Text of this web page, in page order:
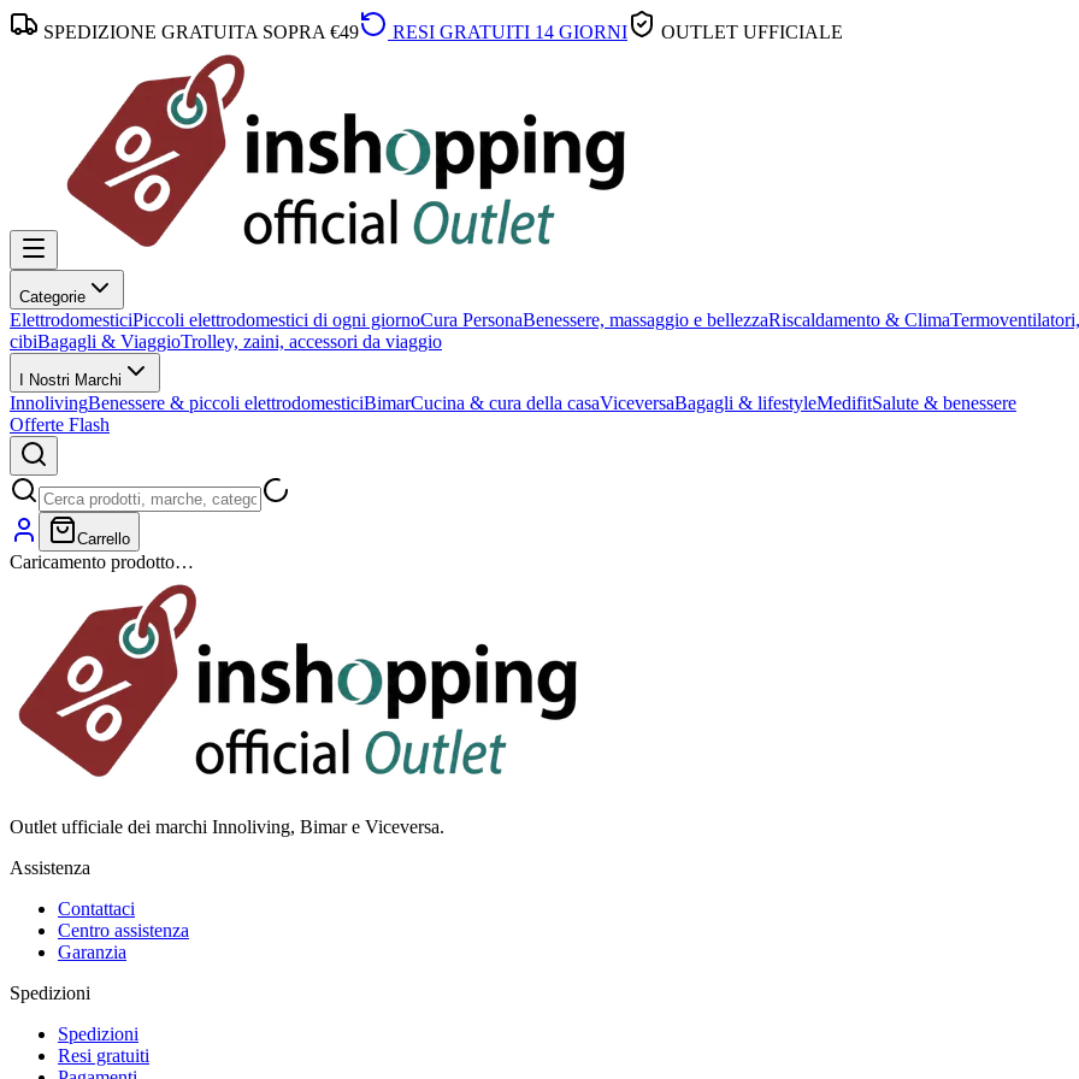
SPEDIZIONE GRATUITA SOPRA €49 RESI GRATUITI 14 GIORNI OUTLET UFFICIALE
Categorie
ElettrodomesticiPiccoli elettrodomestici di ogni giornoCura PersonaBenessere, massaggio e bellezzaRiscaldamento & Clima
cibiBagagli & ViaggioTrolley, zaini, accessori da viaggio
I Nostri Marchi
InnolivingBenessere & piccoli elettrodomesticiBimarCucina & cura della casaViceversaBagagli & lifestyleMedifitSalute & benessere
Offerte Flash
Carrello
Caricamento prodotto…
Outlet ufficiale dei marchi Innoliving, Bimar e Viceversa.
Assistenza
Contattaci
Centro assistenza
Garanzia
Spedizioni
Spedizioni
Resi gratuiti